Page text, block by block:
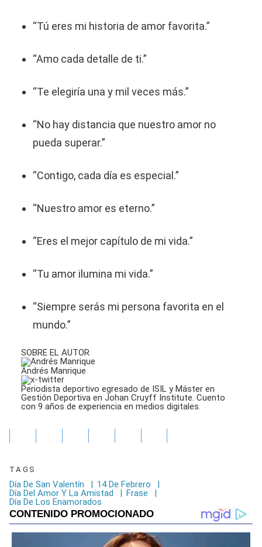
“Tú eres mi historia de amor favorita.”
“Amo cada detalle de ti.”
“Te elegiría una y mil veces más.”
“No hay distancia que nuestro amor no
pueda superar.”
“Contigo, cada día es especial.”
“Nuestro amor es eterno.”
“Eres el mejor capítulo de mi vida.”
“Tu amor ilumina mi vida.”
“Siempre serás mi persona favorita en el
mundo.”
SOBRE EL AUTOR
Andrés Manrique
Periodista deportivo egresado de ISIL y Máster en
Gestión Deportiva en Johan Cruyff Institute. Cuento
con 9 años de experiencia en medios digitales.
TAGS
Día De San Valentín | 14 De Febrero
|
Día Del Amor Y La Amistad
| Frase
|
Día De Los Enamorados